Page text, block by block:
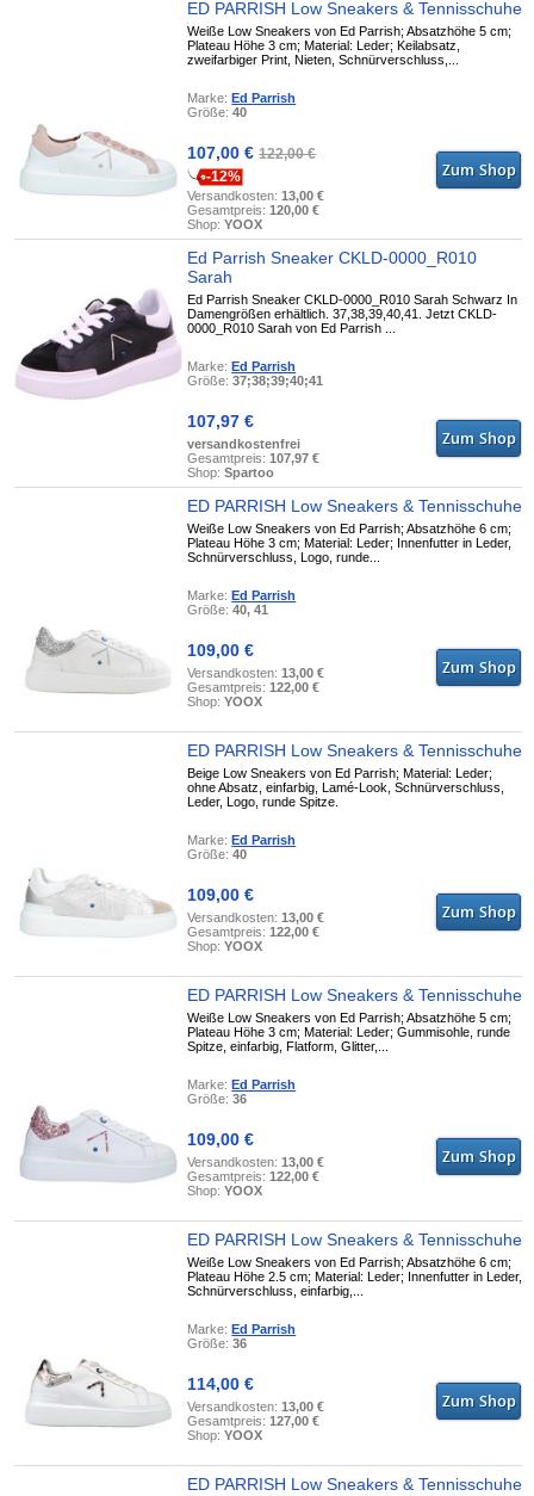
ED PARRISH Low Sneakers & Tennisschuhe
Weiße Low Sneakers von Ed Parrish; Absatzhöhe 5 cm;
Plateau Höhe 3 cm; Material: Leder; Keilabsatz,
zweifarbiger Print, Nieten, Schnürverschluss,...
Marke:Ed Parrish
Größe:40
107,00 €122,00 €
-12%
Versandkosten:13,00 €
Gesamtpreis:120,00 €
Shop:YOOX
Ed Parrish Sneaker CKLD-0000_R010
Sarah
Ed Parrish Sneaker CKLD-0000_R010 Sarah Schwarz In
Damengrößen erhältlich. 37,38,39,40,41. Jetzt CKLD-
0000_R010 Sarah von Ed Parrish ...
Marke:Ed Parrish
Größe:37;38;39;40;41
107,97 €
versandkostenfrei
Gesamtpreis:107,97 €
Shop:Spartoo
ED PARRISH Low Sneakers & Tennisschuhe
Weiße Low Sneakers von Ed Parrish; Absatzhöhe 6 cm;
Plateau Höhe 3 cm; Material: Leder; Innenfutter in Leder,
Schnürverschluss, Logo, runde...
Marke:Ed Parrish
Größe:40, 41
109,00 €
Versandkosten:13,00 €
Gesamtpreis:122,00 €
Shop:YOOX
ED PARRISH Low Sneakers & Tennisschuhe
Beige Low Sneakers von Ed Parrish; Material: Leder;
ohne Absatz, einfarbig, Lamé-Look, Schnürverschluss,
Leder, Logo, runde Spitze.
Marke:Ed Parrish
Größe:40
109,00 €
Versandkosten:13,00 €
Gesamtpreis:122,00 €
Shop:YOOX
ED PARRISH Low Sneakers & Tennisschuhe
Weiße Low Sneakers von Ed Parrish; Absatzhöhe 5 cm;
Plateau Höhe 3 cm; Material: Leder; Gummisohle, runde
Spitze, einfarbig, Flatform, Glitter,...
Marke:Ed Parrish
Größe:36
109,00 €
Versandkosten:13,00 €
Gesamtpreis:122,00 €
Shop:YOOX
ED PARRISH Low Sneakers & Tennisschuhe
Weiße Low Sneakers von Ed Parrish; Absatzhöhe 6 cm;
Plateau Höhe 2.5 cm; Material: Leder; Innenfutter in Leder,
Schnürverschluss, einfarbig,...
Marke:Ed Parrish
Größe:36
114,00 €
Versandkosten:13,00 €
Gesamtpreis:127,00 €
Shop:YOOX
ED PARRISH Low Sneakers & Tennisschuhe